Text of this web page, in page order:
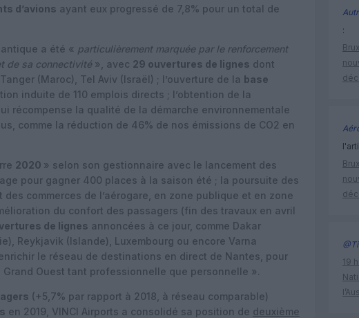
d’avions ayant eux progressé de 7,8% pour un total de
a été « particulièrement marquée par le renforcement
de sa connectivité », avec 29 ouvertures de lignes dont
(Maroc), Tel Aviv (Israël) ; l’ouverture de la base
induite de 110 emplois directs ; l’obtention de la
récompense la qualité de la démarche environnementale
comme la réduction de 46% de nos émissions de CO2 en
2020 » selon son gestionnaire avec le lancement des
pour gagner 400 places à la saison été ; la poursuite des
commerces de l’aérogare, en zone publique et en zone
du confort des passagers (fin des travaux en avril
de lignes annoncées à ce jour, comme Dakar
Reykjavik (Islande), Luxembourg ou encore Varna
le réseau de destinations en direct de Nantes, pour
Ouest tant professionnelle que personnelle ».
(+5,7% par rapport à 2018, à réseau comparable)
en 2019, VINCI Airports a consolidé sa position de deuxième
:
19